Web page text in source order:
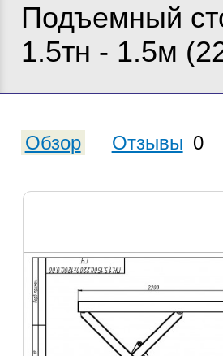
Подъемный
1.5тн - 1.5м
Обзор Отзывы 0